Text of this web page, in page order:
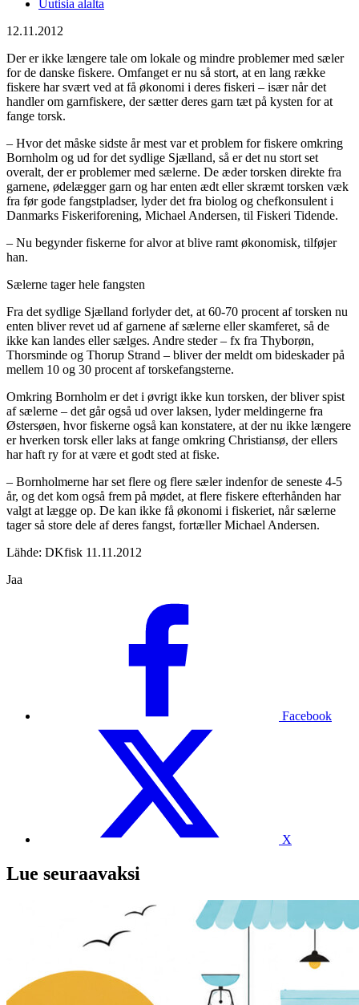
Uutisia alalta
12.11.2012
Der er ikke længere tale om lokale og mindre problemer med sæler
for de danske fiskere. Omfanget er nu så stort, at en lang række
fiskere har svært ved at få økonomi i deres fiskeri – især når det
handler om garnfiskere, der sætter deres garn tæt på kysten for at
fange torsk.
– Hvor det måske sidste år mest var et problem for fiskere omkring
Bornholm og ud for det sydlige Sjælland, så er det nu stort set
overalt, der er problemer med sælerne. De æder torsken direkte fra
garnene, ødelægger garn og har enten ædt eller skræmt torsken væk
fra før gode fangstpladser, lyder det fra biolog og chefkonsulent i
Danmarks Fiskeriforening, Michael Andersen, til Fiskeri Tidende.
– Nu begynder fiskerne for alvor at blive ramt økonomisk, tilføjer
han.
Sælerne tager hele fangsten
Fra det sydlige Sjælland forlyder det, at 60-70 procent af torsken nu
enten bliver revet ud af garnene af sælerne eller skamferet, så de
ikke kan landes eller sælges. Andre steder – fx fra Thyborøn,
Thorsminde og Thorup Strand – bliver der meldt om bideskader på
mellem 10 og 30 procent af torskefangsterne.
Omkring Bornholm er det i øvrigt ikke kun torsken, der bliver spist
af sælerne – det går også ud over laksen, lyder meldingerne fra
Østersøen, hvor fiskerne også kan konstatere, at der nu ikke længere
er hverken torsk eller laks at fange omkring Christiansø, der ellers
har haft ry for at være et godt sted at fiske.
– Bornholmerne har set flere og flere sæler indenfor de seneste 4-5
år, og det kom også frem på mødet, at flere fiskere efterhånden har
valgt at lægge op. De kan ikke få økonomi i fiskeriet, når sælerne
tager så store dele af deres fangst, fortæller Michael Andersen.
Lähde: DKfisk 11.11.2012
Jaa
Facebook
X
Lue seuraavaksi